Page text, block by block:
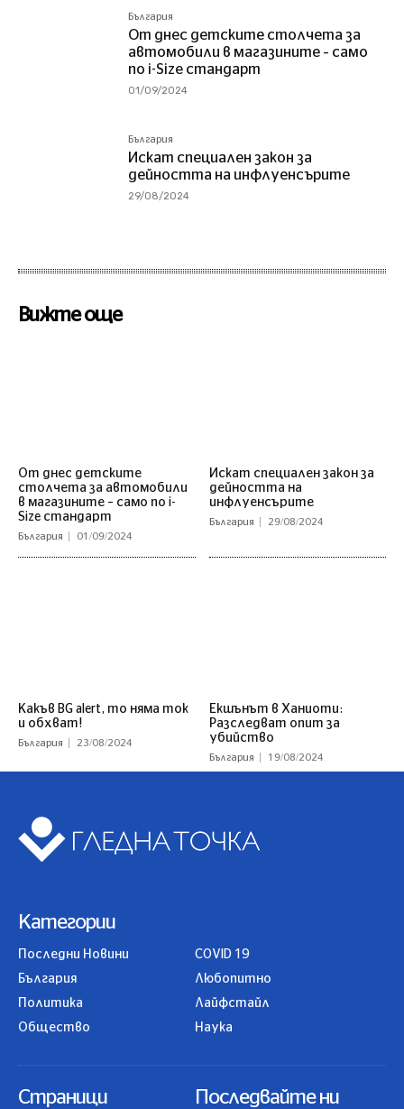
България
От днес детските столчета за
автомобили в магазините – само
по i-Size стандарт
01/09/2024
България
Искат специален закон за
дейността на инфлуенсърите
29/08/2024
Вижте още
От днес детските
столчета за автомобили
в магазините – само по i-
Size стандарт
България 01/09/2024
Искат специален закон за
дейността на
инфлуенсърите
България 29/08/2024
Какъв BG alert, то няма ток
и обхват!
България 23/08/2024
Екшънът в Ханиоти:
Разследват опит за
убийство
България 19/08/2024
Категории
Последни Новини
България
Политика
Общество
COVID 19
Любопитно
Лайфстайл
Наука
Страници Последвайте ни